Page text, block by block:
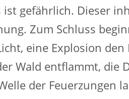
gefährlich. Dieser
Zum Schluss
eine Explosion den
Wald entflammt, die
der Feuerzungen